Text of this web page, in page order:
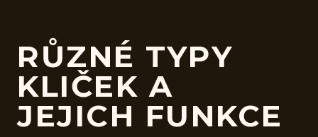
RŮZNÉ TYPY
KLIČEK A
JEJICH FUNKCE